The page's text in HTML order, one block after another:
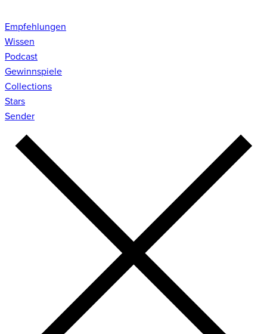
Empfehlungen
Wissen
Podcast
Gewinnspiele
Collections
Stars
Sender